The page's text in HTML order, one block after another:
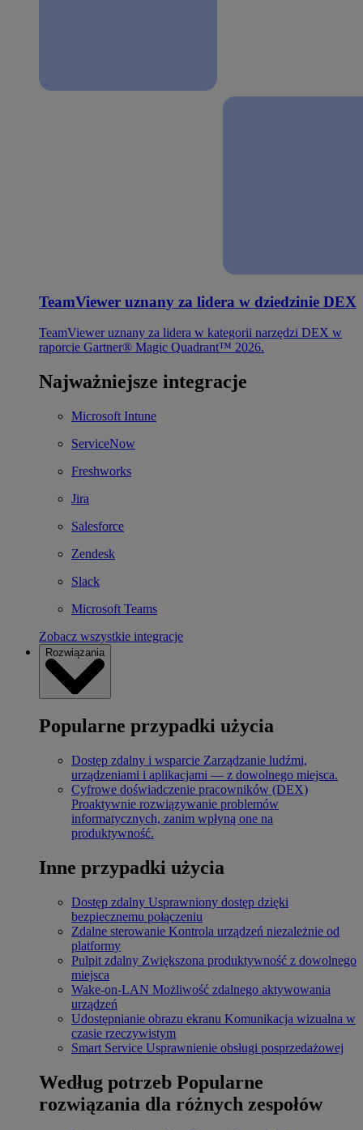
TeamViewer uznany za lidera w dziedzinie DEX
TeamViewer uznany za lidera w kategorii narzędzi DEX w
raporcie Gartner® Magic Quadrant™ 2026.
Najważniejsze integracje
Microsoft Intune
ServiceNow
Freshworks
Jira
Salesforce
Zendesk
Slack
Microsoft Teams
Zobacz wszystkie integracje
Rozwiązania
Popularne przypadki użycia
Dostęp zdalny i wsparcie Zarządzanie ludźmi,
urządzeniami i aplikacjami — z dowolnego miejsca.
Cyfrowe doświadczenie pracowników (DEX)
Proaktywnie rozwiązywanie problemów
informatycznych, zanim wpłyną one na
produktywność.
Inne przypadki użycia
Dostęp zdalny Usprawniony dostęp dzięki
bezpiecznemu połączeniu
Zdalne sterowanie Kontrola urządzeń niezależnie od
platformy
Pulpit zdalny Zwiększona produktywność z dowolnego
miejsca
Wake-on-LAN Możliwość zdalnego aktywowania
urządzeń
Udostępnianie obrazu ekranu Komunikacja wizualna w
czasie rzeczywistym
Smart Service Usprawnienie obsługi posprzedażowej
Według potrzeb Popularne
rozwiązania dla różnych zespołów